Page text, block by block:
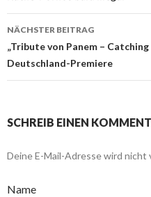
NÄCHSTER BEITRAG
„Tribute von Panem – Catching
Deutschland-Premiere
SCHREIB EINEN
Deine E-Mail-Adresse wird
Name